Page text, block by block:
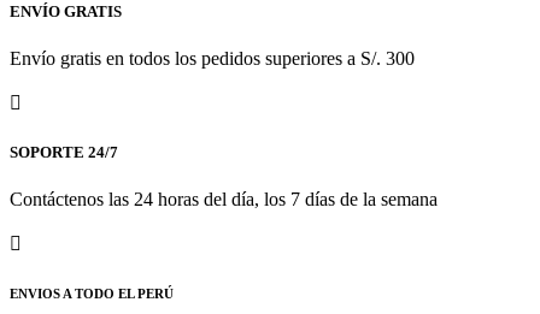
ENVÍO GRATIS
Envío gratis en todos los pedidos superiores a S/. 300
SOPORTE 24/7
Contáctenos las 24 horas del día, los 7 días de la semana
ENVIOS A TODO EL PERÚ